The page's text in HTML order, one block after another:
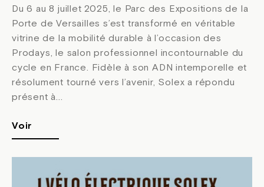
Du 6 au 8 juillet 2025, le Parc des Expositions de la
Porte de Versailles s’est transformé en véritable
vitrine de la mobilité durable à l’occasion des
Prodays, le salon professionnel incontournable du
cycle en France. Fidèle à son ADN intemporelle et
résolument tourné vers l’avenir, Solex a répondu
présent à...
Voir